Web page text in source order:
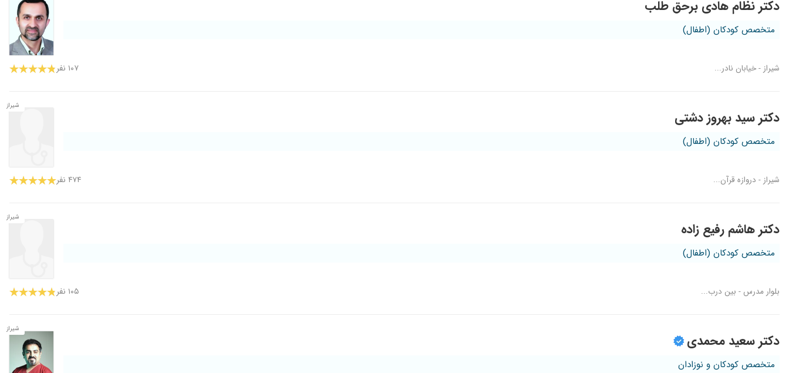
دکتر نظام هادی برحق طلب
متخصص کودکان (اطفال)
شیراز - خیابان نادر... ۱۰۷ نفر
شیراز
دکتر سید بهروز دشتی
متخصص کودکان (اطفال)
شیراز - دروازه قرآن... ۴۷۴ نفر
شیراز
دکتر هاشم رفیع زاده
متخصص کودکان (اطفال)
بلوار مدرس - بین درب... ۱۰۵ نفر
شیراز
دکتر سعید محمدی
متخصص کودکان و نوزادان